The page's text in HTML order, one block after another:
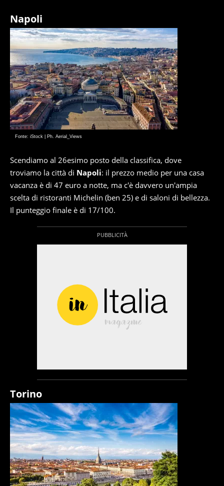
Napoli
Fonte: iStock | Ph. Aerial_Views
Scendiamo al 26esimo posto della classifica, dove
troviamo la città di Napoli: il prezzo medio per una casa
vacanza è di 47 euro a notte, ma c'è davvero un'ampia
scelta di ristoranti Michelin (ben 25) e di saloni di bellezza.
Il punteggio finale è di 17/100.
Torino